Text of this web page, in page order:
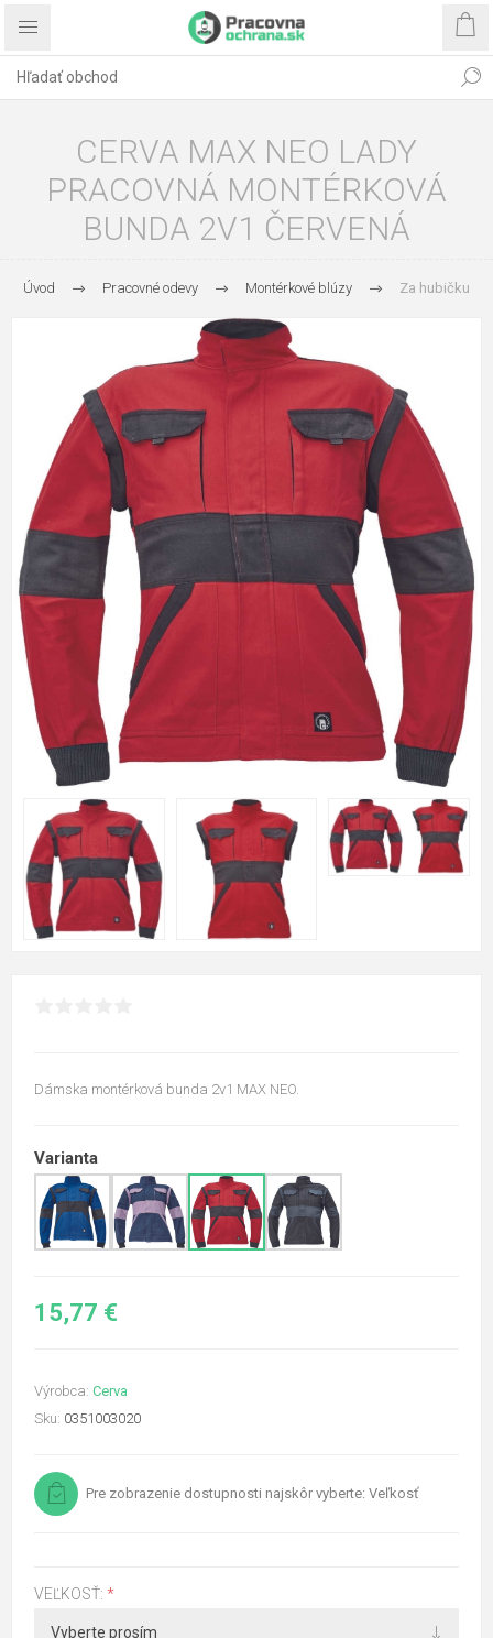
CERVA MAX NEO LADY
PRACOVNÁ MONTÉRKOVÁ
BUNDA 2V1 ČERVENÁ
Úvod Pracovné odevy Montérkové blúzy Za hubičku
Dámska montérková bunda 2v1 MAX NEO.
Varianta
15,77 €
Výrobca: Cerva
Sku: 0351003020
Pre zobrazenie dostupnosti najskôr vyberte: Veľkosť
VEĽKOSŤ: *